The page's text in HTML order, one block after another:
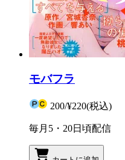
モバフラ
200/¥220(税込)
毎月5・20日頃配信